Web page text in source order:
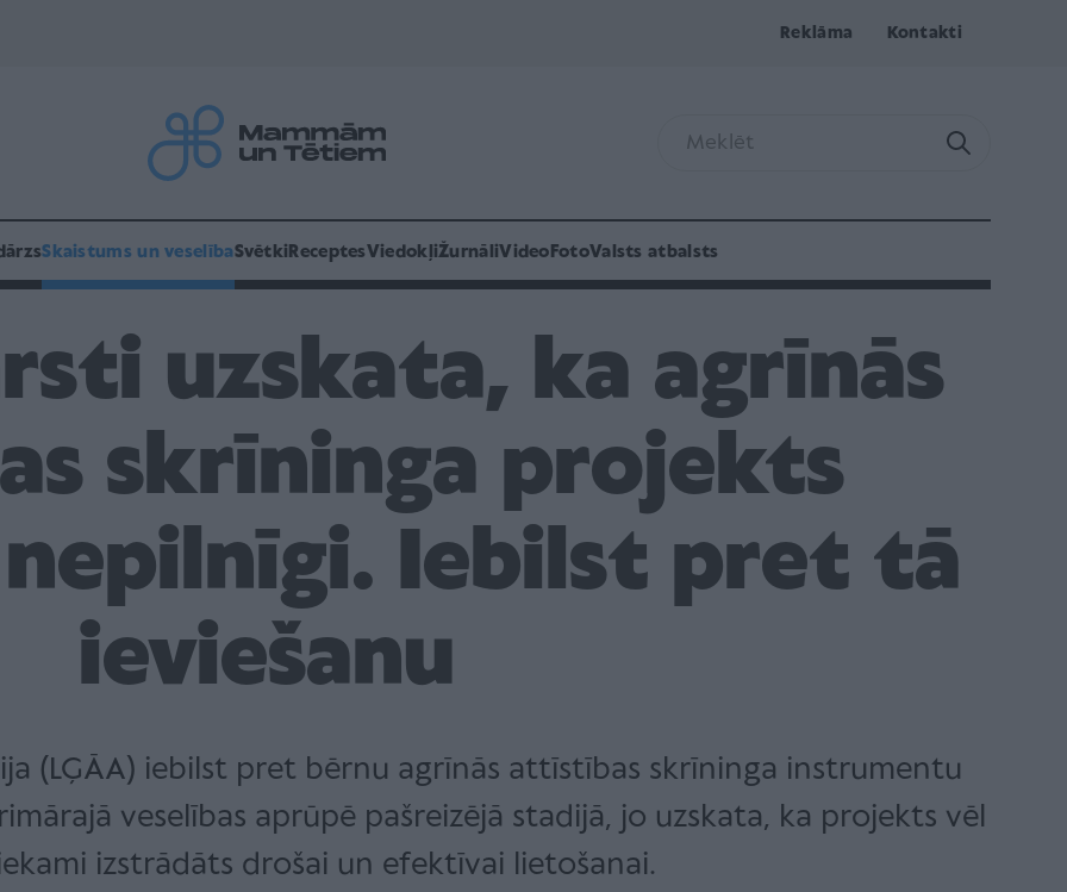
Reklāma Kontakti
Skaistums un veselībaSvētki ReceptesViedokļiŽurnāliVideo FotoValsts atbalsts
uzskata, ka agrīnās
skrīninga projekts
Iebilst pret tā
ieviešanu
(LĢĀA) iebilst pret bērnu agrīnās attīstības skrīninga instrumentu
veselības aprūpē pašreizējā stadijā, jo uzskata, ka projekts vēl
izstrādāts drošai un efektīvai lietošanai.